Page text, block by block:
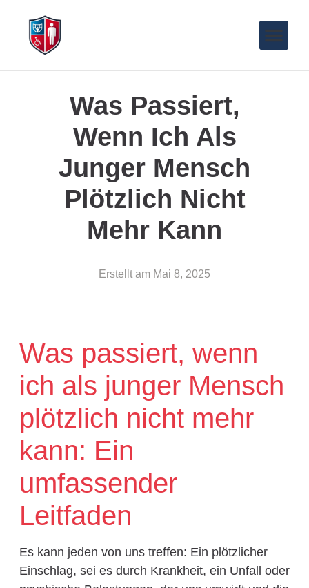
Was Passiert,
Wenn Ich Als
Junger Mensch
Plötzlich Nicht
Mehr Kann
Erstellt am Mai 8, 2025
Was passiert, wenn
ich als junger Mensch
plötzlich nicht mehr
kann: Ein
umfassender
Leitfaden
Es kann jeden von uns treffen: Ein plötzlicher
Einschlag, sei es durch Krankheit, ein Unfall oder